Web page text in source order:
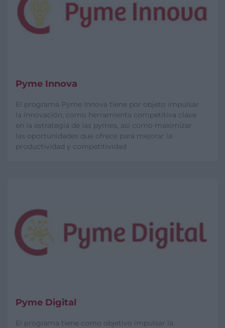
Pyme Innova
El programa Pyme Innova tiene por objeto impulsar
la innovación, como herramienta competitiva clave
en la estrategia de las pymes, así como maximizar
las oportunidades que ofrece para mejorar la
productividad y competitividad
Pyme Digital
El programa tiene como objetivo impulsar la